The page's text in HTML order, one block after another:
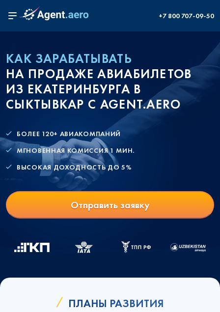
+7 800 707-09-50
КАК ЗАРАБАТЫВАТЬ
НА ПРОДАЖЕ АВИАБИЛЕТОВ
ИЗ ЕКАТЕРИНБУРГА В
СЫКТЫВКАР С AGENT.AERO
БОЛЕЕ 120+ АВИАКОМПАНИЙ
МГНОВЕННАЯ КОМИССИЯ 1 МИН.
ВЫСОКАЯ ДОХОДНОСТЬ ДО 5%
Отправить заявку
ПЛАНЫ РАЗВИТИЯ